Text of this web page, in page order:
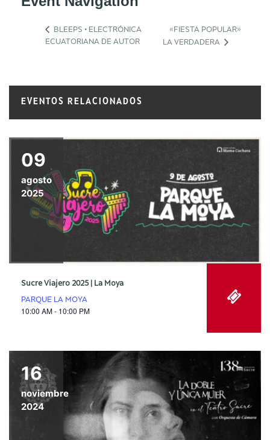
BLEEPS • ELECTRÓNICA
ECUATORIANA DE AUTOR
«FIESTA POPULAR»
LA VERDADERA
EVENTOS RELACIONADOS
09
agosto
2025
Sucre Viajero 2025 | La Moya
PARQUE LA MOYA
10:00 AM - 10:00 PM
16
noviembre
2024